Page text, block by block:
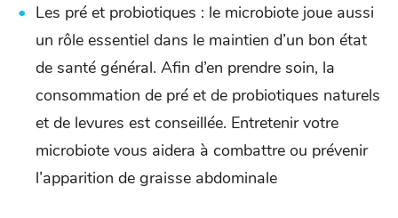
Les pré et probiotiques : le microbiote joue aussi
un rôle essentiel dans le maintien d’un bon état
de santé général. Afin d’en prendre soin, la
consommation de pré et de probiotiques naturels
et de levures est conseillée. Entretenir votre
microbiote vous aidera à combattre ou prévenir
l’apparition de graisse abdominale